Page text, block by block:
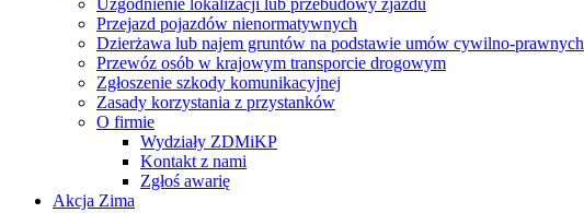
Przejazd pojazdów nienormatywnych
Dzierżawa lub najem gruntów na podstawie umów cywilno-prawnych
Przewóz osób w krajowym transporcie drogowym
Zgłoszenie szkody komunikacyjnej
Zasady korzystania z przystanków
O firmie
Wydziały ZDMiKP
Kontakt z nami
Zgłoś awarię
Akcja Zima